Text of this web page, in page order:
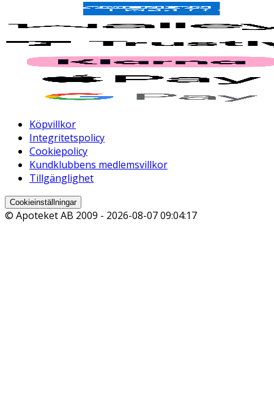
Köpvillkor
Integritetspolicy
Cookiepolicy
Kundklubbens medlemsvillkor
Tillgänglighet
Cookieinställningar
© Apoteket AB 2009 - 2026-08-07 09:04:17